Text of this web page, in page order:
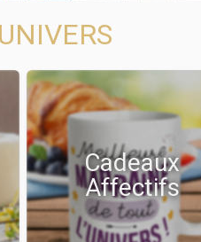
Cadeaux
Affectifs